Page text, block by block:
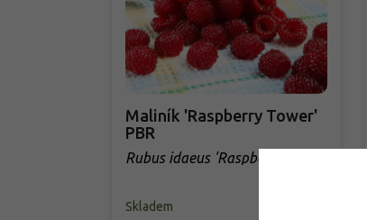
Maliník 'Raspberry Tower'
PBR
Rubus idaeus 'Raspberry
Skladem